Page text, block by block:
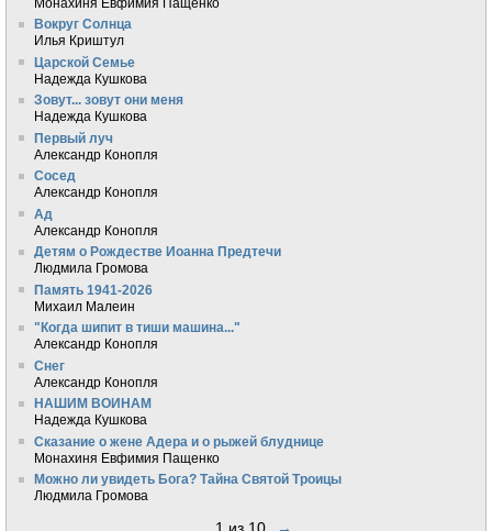
Вокруг Солнца
Илья Криштул
Царской Семье
Надежда Кушкова
Зовут... зовут они меня
Надежда Кушкова
Первый луч
Александр Конопля
Сосед
Александр Конопля
Ад
Александр Конопля
Детям о Рождестве Иоанна Предтечи
Людмила Громова
Память 1941-2026
Михаил Малеин
"Когда шипит в тиши машина..."
Александр Конопля
Снег
Александр Конопля
НАШИМ ВОИНАМ
Надежда Кушкова
Сказание о жене Адера и о рыжей блуднице
Монахиня Евфимия Пащенко
Можно ли увидеть Бога? Тайна Святой Троицы
Людмила Громова